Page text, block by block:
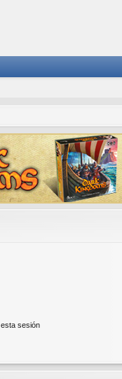
sesión